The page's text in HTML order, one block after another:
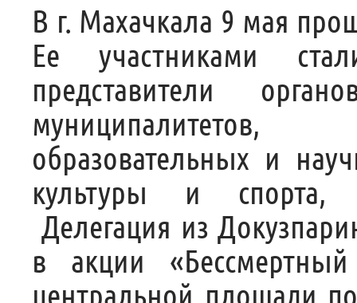
В г. Махачкала 9 мая
Ее участниками
представители
образовательных и
культуры и спорта,
Делегация из
в акции
центральной площади